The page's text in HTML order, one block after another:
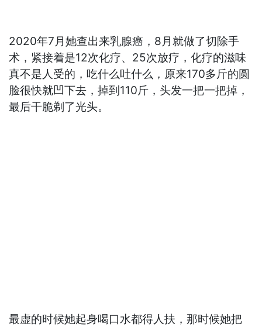
2020年7月她查出来乳腺癌，8月就做了切除手
术，紧接着是12次化疗、25次放疗，化疗的滋味
真不是人受的，吃什么吐什么，原来170多斤的圆
脸很快就凹下去，掉到110斤，头发一把一把掉，
最后干脆剃了光头。
最虚的时候她起身喝口水都得人扶，那时候她把